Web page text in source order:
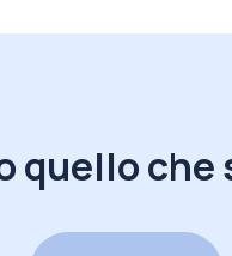
quello che